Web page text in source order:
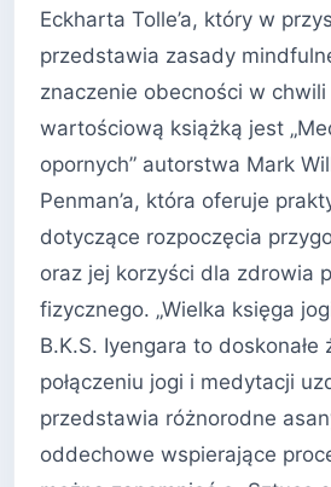
Eckharta Tolle’a, który w
przedstawia zasady
znaczenie obecności w
wartościową książką jest
opornych” autorstwa Mark
Penman’a, która oferuje
dotyczące rozpoczęcia
oraz jej korzyści dla zdrowia
fizycznego. „Wielka księga
B.K.S. Iyengara to doskonałe
połączeniu jogi i medytacji
przedstawia różnorodne
oddechowe wspierające